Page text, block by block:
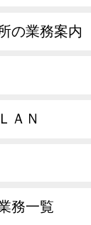
の業務案内
ＡＮ
務一覧